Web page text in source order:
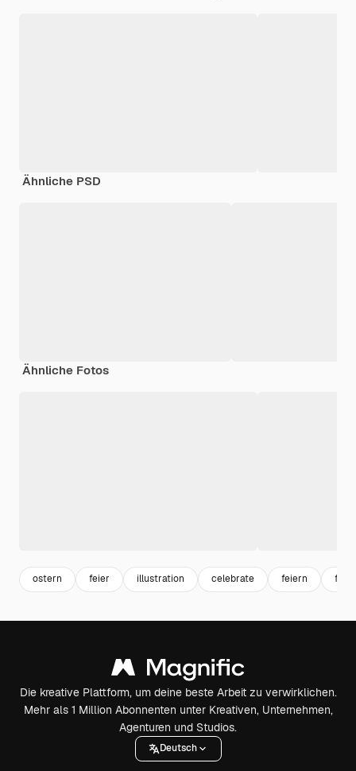
Ähnliche PSD
Ähnliche Fotos
ostern feier illustration celebrate feiern
Die kreative Plattform, um deine beste Arbeit zu verwirklichen.
Mehr als 1 Million Abonnenten unter Kreativen, Unternehmen,
Agenturen und Studios.
Deutsch